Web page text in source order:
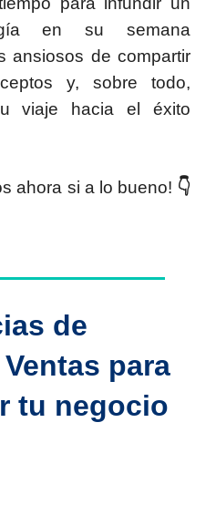
en su semana
ansiosos de compartir
y, sobre todo,
viaje hacia el éxito
ahora si a lo bueno! 👇
de
para
tu negocio